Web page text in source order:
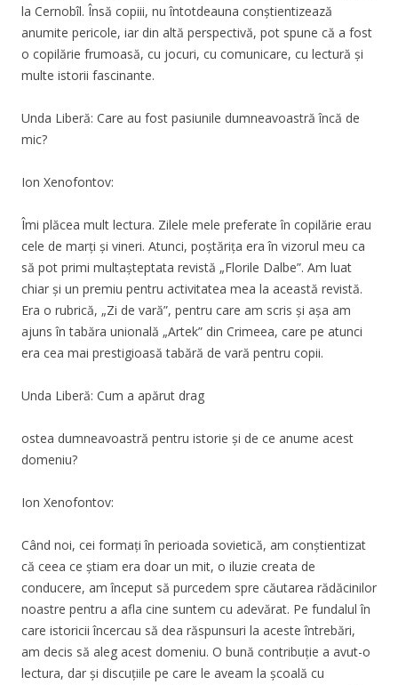
la Cernobîl. Însă copiii, nu întotdeauna conștientizează
anumite pericole, iar din altă perspectivă, pot spune că a fost
o copilărie frumoasă, cu jocuri, cu comunicare, cu lectură și
multe istorii fascinante.
Unda Liberă: Care au fost pasiunile dumneavoastră încă de
mic?
Ion Xenofontov:
Îmi plăcea mult lectura. Zilele mele preferate în copilărie erau
cele de marți și vineri. Atunci, poștărița era în vizorul meu ca
să pot primi multașteptata revistă „Florile Dalbe”. Am luat
chiar și un premiu pentru activitatea mea la această revistă.
Era o rubrică, „Zi de vară”, pentru care am scris și așa am
ajuns în tabăra unională „Artek” din Crimeea, care pe atunci
era cea mai prestigioasă tabără de vară pentru copii.
Unda Liberă: Cum a apărut drag
ostea dumneavoastră pentru istorie și de ce anume acest
domeniu?
Ion Xenofontov:
Când noi, cei formați în perioada sovietică, am conștientizat
că ceea ce știam era doar un mit, o iluzie creata de
conducere, am început să purcedem spre căutarea rădăcinilor
noastre pentru a afla cine suntem cu adevărat. Pe fundalul în
care istoricii încercau să dea răspunsuri la aceste întrebări,
am decis să aleg acest domeniu. O bună contribuție a avut-o
lectura, dar și discuțiile pe care le aveam la școală cu